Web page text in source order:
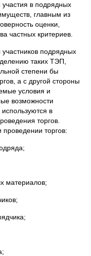
в подрядных
главным из
оценки,
частных критериев.
подрядных
таких ТЭП,
степени бы
а с другой стороны
условия и
возможности
в
торгов.
торгов:
материалов;